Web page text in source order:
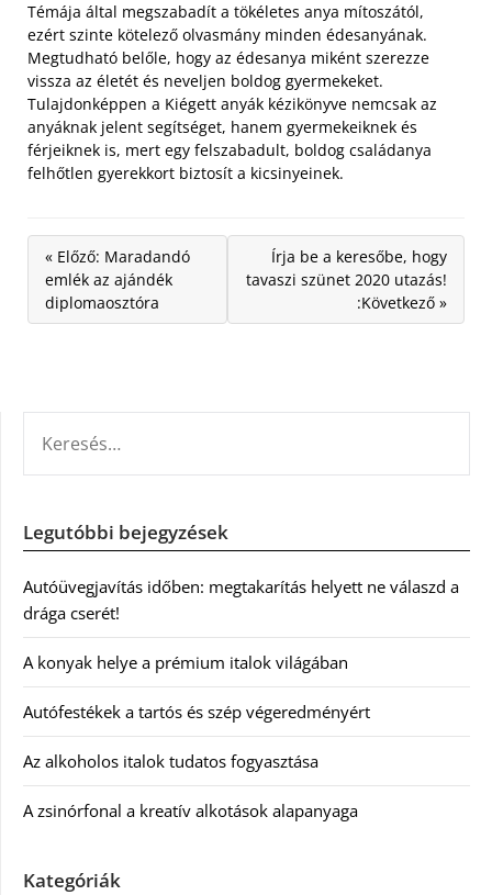
Témája által megszabadít a tökéletes anya mítoszától,
ezért szinte kötelező olvasmány minden édesanyának.
Megtudható belőle, hogy az édesanya miként szerezze
vissza az életét és neveljen boldog gyermekeket.
Tulajdonképpen a Kiégett anyák kézikönyve nemcsak az
anyáknak jelent segítséget, hanem gyermekeiknek és
férjeiknek is, mert egy felszabadult, boldog családanya
felhőtlen gyerekkort biztosít a kicsinyeinek.
« Előző: Maradandó
emlék az ajándék
diplomaosztóra
Írja be a keresőbe, hogy
tavaszi szünet 2020 utazás!
:Következő »
Legutóbbi bejegyzések
Autóüvegjavítás időben: megtakarítás helyett ne válaszd a
drága cserét!
A konyak helye a prémium italok világában
Autófestékek a tartós és szép végeredményért
Az alkoholos italok tudatos fogyasztása
A zsinórfonal a kreatív alkotások alapanyaga
Kategóriák